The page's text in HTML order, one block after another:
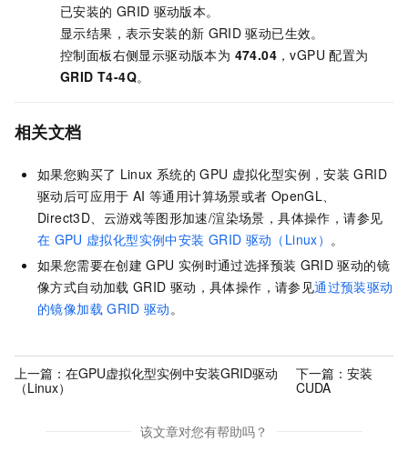
已安装的 GRID 驱动版本。
显示结果，表示安装的新 GRID 驱动已生效。
控制面板右侧显示驱动版本为 474.04 ，vGPU 配置为
GRID T4-4Q。
相关文档
如果您购买了 Linux 系统的 GPU 虚拟化型实例，安装 GRID
驱动后可应用于 AI 等通用计算场景或者 OpenGL、
Direct3D、云游戏等图形加速/渲染场景，具体操作，请参见
在 GPU 虚拟化型实例中安装 GRID 驱动（Linux） 。
如果您需要在创建 GPU 实例时通过选择预装 GRID 驱动的镜
像方式自动加载 GRID 驱动， 具体操作，请参见通过预装驱动
的镜像加载 GRID 驱动。
上一篇： 在GPU虚拟化型实例中安装GRID驱动
（Linux）
下一篇： 安装
CUDA
该文章对您有帮助吗？